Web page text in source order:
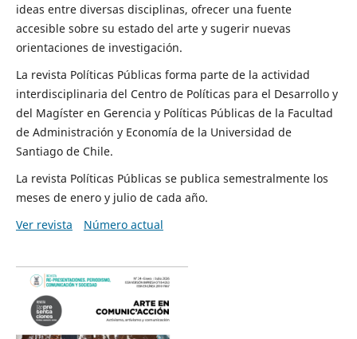
ideas entre diversas disciplinas, ofrecer una fuente
accesible sobre su estado del arte y sugerir nuevas
orientaciones de investigación.
La revista Políticas Públicas forma parte de la actividad
interdisciplinaria del Centro de Políticas para el Desarrollo y
del Magíster en Gerencia y Políticas Públicas de la Facultad
de Administración y Economía de la Universidad de
Santiago de Chile.
La revista Políticas Públicas se publica semestralmente los
meses de enero y julio de cada año.
Ver revista
Número actual